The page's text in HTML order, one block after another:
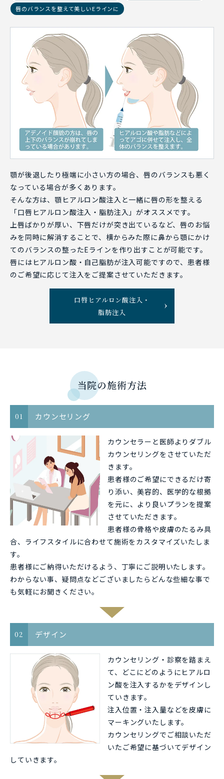
唇のバランスを整えて美しいEラインに
顎が後退したり極端に小さい方の場合、唇のバランスも悪く
なっている場合が多くあります。
そんな方は、顎ヒアルロン酸注入と一緒に唇の形を整える
「口唇ヒアルロン酸注入・脂肪注入」がオススメです。
上唇ばかりが厚い、下唇だけが突き出ているなど、唇のお悩
みを同時に解消することで、横からみた際に鼻から顎にかけ
てのバランスの整ったEラインを作り出すことが可能です。
唇にはヒアルロン酸・自己脂肪が注入可能ですので、患者様
のご希望に応じて注入をご提案させていただきます。
口唇ヒアルロン酸注入・
脂肪注入
当院の施術方法
01 カウンセリング
カウンセラーと医師よりダブル
カウンセリングをさせていただ
きます。
患者様のご希望にできるだけ寄
り添い、美容的、医学的な根拠
を元に、より良いプランを提案
させていただきます。
患者様の骨格や皮膚のたるみ具
合、ライフスタイルに合わせて施術をカスタマイズいたしま
す。
患者様にご納得いただけるよう、丁寧にご説明いたします。
わからない事、疑問点などございましたらどんな些細な事で
も気軽にお聞きください。
02 デザイン
カウンセリング・診察を踏まえ
て、どこにどのようにヒアルロ
ン酸を注入するかをデザインし
ていきます。
注入位置・注入量などを皮膚に
マーキングいたします。
カウンセリングでご相談いただ
いたご希望に基づいてデザイン
していきます。